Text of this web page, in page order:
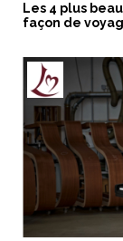
Les 4 plus
façon de